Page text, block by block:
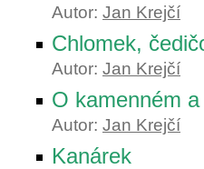
Autor: Jan Krejčí
Chlomek,
Autor: Jan Krejčí
O kamenném
Autor: Jan Krejčí
Kanárek